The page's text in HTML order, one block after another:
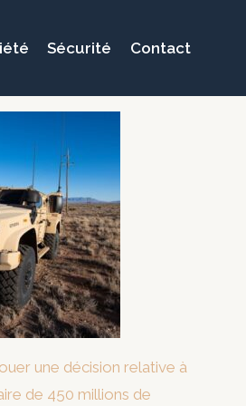
Sécurité Contact
une décision relative à
de 450 millions de